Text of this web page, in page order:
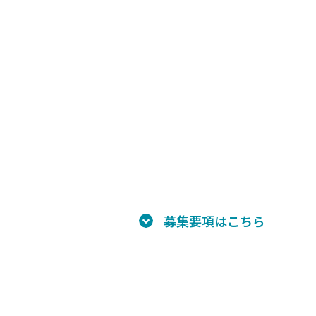
募集要項はこちら